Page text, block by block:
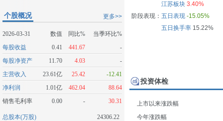
更多>>
个股概况
2026-03-31 数值 同比%
当季环比%
每股收益
0.41 441.67
-
每股净资产
11.70 4.03
-
主营收入
23.61亿 25.42
-12.41
净利润
1.01亿 462.04
88.64
销售毛利率
0.00 - 30.31
总股本(万股)
24306.22
江苏板块 3.40%
阶段表现： 五日表现 -15.05%
五日换手率15.22%
投资体检
上市以来涨跌幅
今年涨跌幅